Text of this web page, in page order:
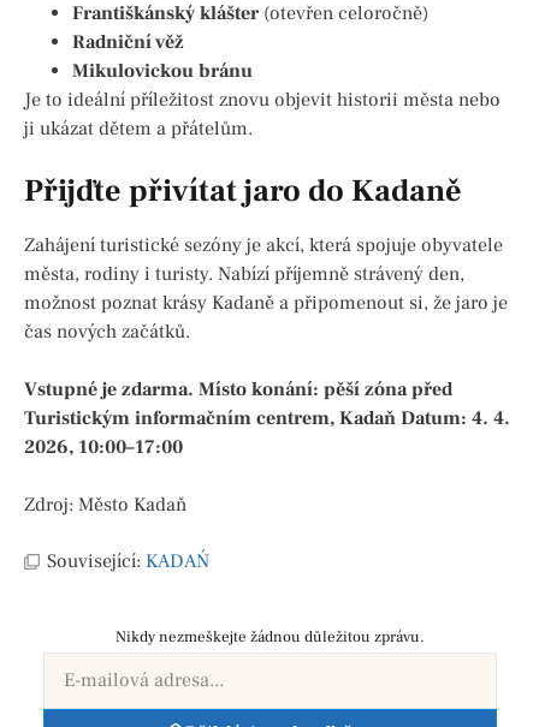
Františkánský klášter (otevřen celoročně)
Radniční věž
Mikulovickou bránu
Je to ideální příležitost znovu objevit historii města nebo
ji ukázat dětem a přátelům.
Přijďte přivítat jaro do Kadaně
Zahájení turistické sezóny je akcí, která spojuje obyvatele
města, rodiny i turisty. Nabízí příjemně strávený den,
možnost poznat krásy Kadaně a připomenout si, že jaro je
čas nových začátků.
Vstupné je zdarma. Místo konání: pěší zóna před
Turistickým informačním centrem, Kadaň Datum: 4. 4.
2026, 10:00–17:00
Zdroj: Město Kadaň
Související: KADAŃ
Nikdy nezmeškejte žádnou důležitou zprávu.